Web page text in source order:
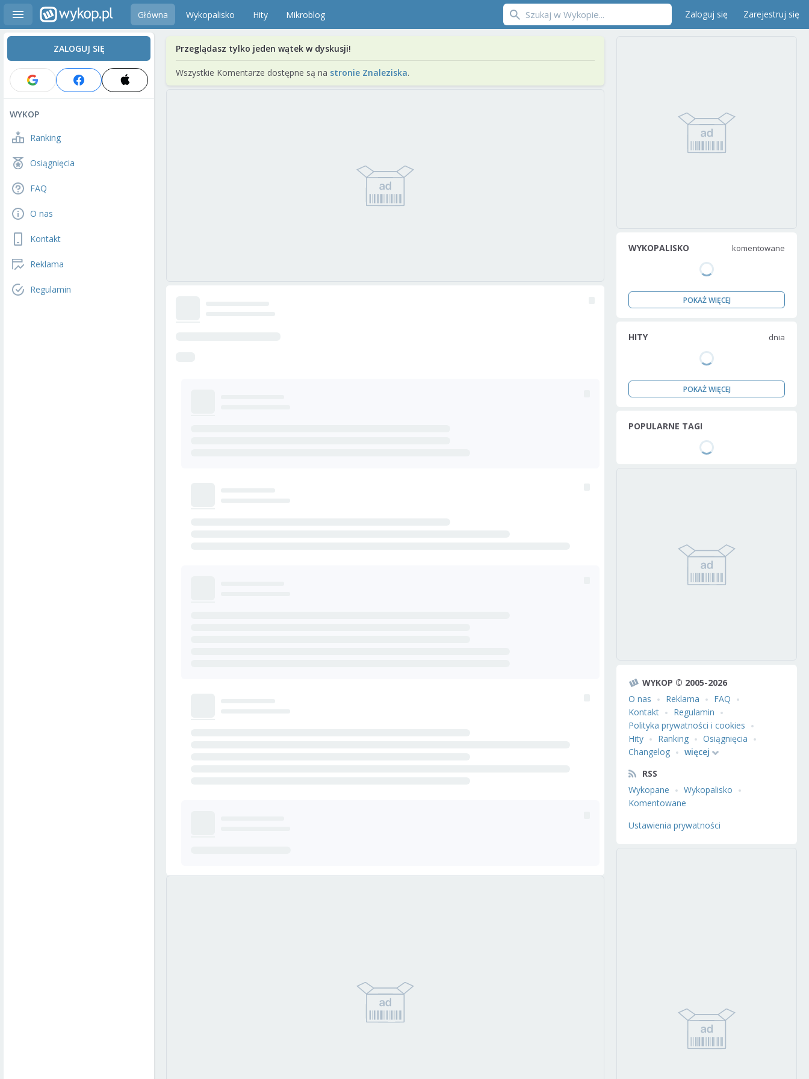
Główna Wykopalisko Hity Mikroblog Zaloguj się Zarejestruj się
ZALOGUJ SIĘ
WYKOP
Ranking
Osiągnięcia
FAQ
O nas
Kontakt
Reklama
Regulamin
Przeglądasz tylko jeden wątek w dyskusji!
Wszystkie Komentarze dostępne są na stronie Znaleziska.
WYKOPALISKO komentowane
POKAŻ WIĘCEJ
HITY dnia
POKAŻ WIĘCEJ
POPULARNE TAGI
WYKOP © 2005-2026
O nas
Reklama
FAQ
Kontakt
Regulamin
Polityka prywatności i cookies
Hity
Ranking
Osiągnięcia
Changelog
więcej
RSS
Wykopane
Wykopalisko
Komentowane
Ustawienia prywatności